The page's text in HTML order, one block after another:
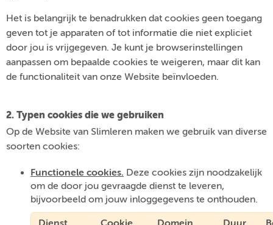
Het is belangrijk te benadrukken dat cookies geen toegang
geven tot je apparaten of tot informatie die niet expliciet
door jou is vrijgegeven. Je kunt je browserinstellingen
aanpassen om bepaalde cookies te weigeren, maar dit kan
de functionaliteit van onze Website beïnvloeden.
2. Typen cookies die we gebruiken
Op de Website van Slimleren maken we gebruik van diverse
soorten cookies:
Functionele cookies. Deze cookies zijn noodzakelijk
om de door jou gevraagde dienst te leveren,
bijvoorbeeld om jouw inloggegevens te onthouden.